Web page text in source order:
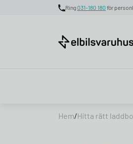
Ring031-180 180 för
Hem/Hitta rätt